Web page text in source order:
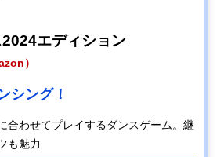
エディション
）
シング！
合わせてプレイするダンスゲーム。継
も魅力